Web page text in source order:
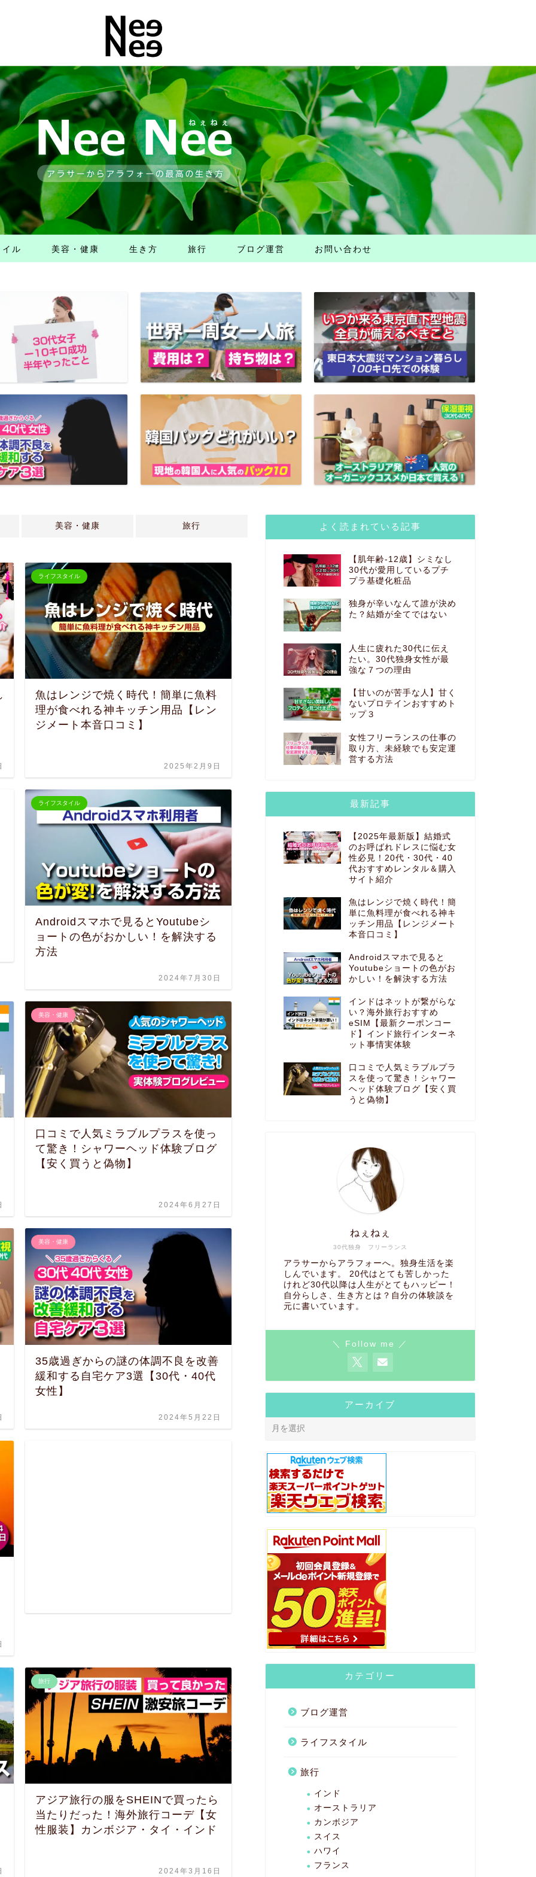
ル 美容・健康 生き方 旅行 ブログ運営 お問い合わせ
美容・健康 旅行
ライフスタイル
魚はレンジで焼く時代！簡単に魚料
理が食べれる神キッチン用品【レン
ジメート本音口コミ】
2025年2月9日
ライフスタイル
Androidスマホで見るとYoutubeシ
ョートの色がおかしい！を解決する
方法
2024年7月30日
美容・健康
口コミで人気ミラブルプラスを使っ
て驚き！シャワーヘッド体験ブログ
【安く買うと偽物】
2024年6月27日
美容・健康
35歳過ぎからの謎の体調不良を改善
緩和する自宅ケア3選【30代・40代
女性】
2024年5月22日
旅行
アジア旅行の服をSHEINで買ったら
当たりだった！海外旅行コーデ【女
性服装】カンボジア・タイ・インド
2024年3月16日
生き方
独身女性が生きる意味、賢い生き方
とは？
2023年4月17日
させてくれる本
2022年8月27日
結婚したい独身女子、結婚に必要な
投資初心者が初年度で100万利益を
上げた勉強方法
地元に帰る、東京に戻る。アラサー
人生３度目の上京の理由
よく読まれている記事
【肌年齢-12歳】シミなし
30代が愛用しているプチ
プラ基礎化粧品
独身が辛いなんて誰が決め
た？結婚が全てではない
人生に疲れた30代に伝え
たい。30代独身女性が最
強な７つの理由
【甘いのが苦手な人】甘く
ないプロテインおすすめト
ップ３
女性フリーランスの仕事の
取り方、未経験でも安定運
営する方法
最新記事
【2025年最新版】結婚式
のお呼ばれドレスに悩む女
性必見！20代・30代・40
代おすすめレンタル＆購入
サイト紹介
魚はレンジで焼く時代！簡
単に魚料理が食べれる神キ
ッチン用品【レンジメート
本音口コミ】
Androidスマホで見ると
Youtubeショートの色がお
かしい！を解決する方法
インドはネットが繋がらな
い？海外旅行おすすめ
eSIM【最新クーポンコー
ド】インド旅行インターネ
ット事情実体験
口コミで人気ミラブルプラ
スを使って驚き！シャワー
ヘッド体験ブログ【安く買
うと偽物】
30代独身 フリーランス
ねぇねぇ
アラサーからアラフォーへ。独身生活を楽
しんでいます。 20代はとても苦しかった
けれど30代以降は人生がとてもハッピー！
自分らしさ、生き方とは？自分の体験談を
元に書いています。
＼ Follow me ／
アーカイブ
カテゴリー
ブログ運営
ライフスタイル
旅行
インド
オーストラリア
カンボジア
スイス
ハワイ
フランス